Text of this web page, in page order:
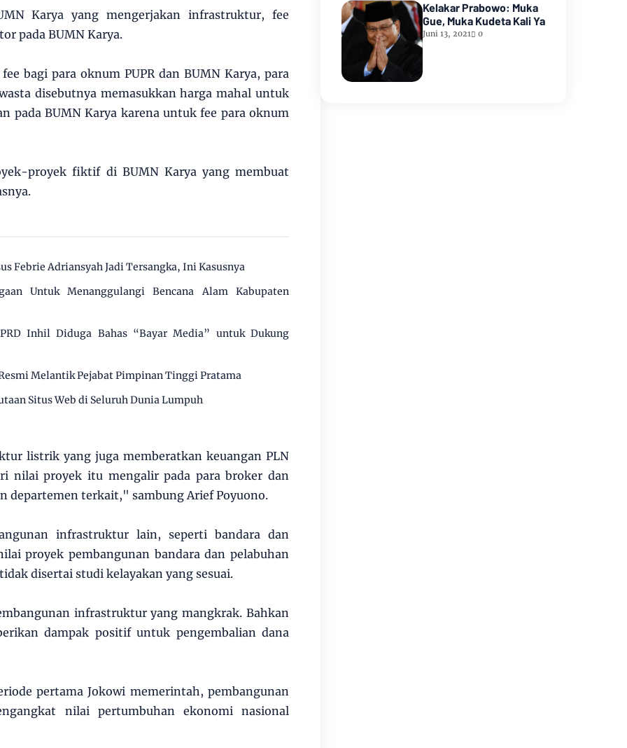
Karya yang mengerjakan infrastruktur, fee
pada BUMN Karya.
bagi para oknum PUPR dan BUMN Karya, para
disebutnya memasukkan harga mahal untuk
pada BUMN Karya karena untuk fee para oknum
proyek fiktif di BUMN Karya yang membuat
Febrie Adriansyah Jadi Tersangka, Ini Kasusnya
Untuk Menanggulangi Bencana Alam Kabupaten
Inhil Diduga Bahas “Bayar Media” untuk Dukung
Melantik Pejabat Pimpinan Tinggi Pratama
Situs Web di Seluruh Dunia Lumpuh
listrik yang juga memberatkan keuangan PLN
nilai proyek itu mengalir pada para broker dan
departemen terkait," sambung Arief Poyuono.
infrastruktur lain, seperti bandara dan
proyek pembangunan bandara dan pelabuhan
disertai studi kelayakan yang sesuai.
infrastruktur yang mangkrak. Bahkan
dampak positif untuk pengembalian dana
pertama Jokowi memerintah, pembangunan
nilai pertumbuhan ekonomi nasional
Kelakar Prabowo: Muka
Gue, Muka Kudeta Kali Ya
Juni 13, 2021 0